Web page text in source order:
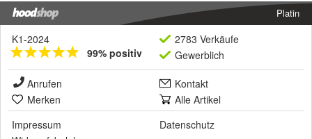
Platin
K1-2024
99% positiv
2783 Verkäufe
Gewerblich
Anrufen
Kontakt
Merken
Alle Artikel
Impressum
Datenschutz